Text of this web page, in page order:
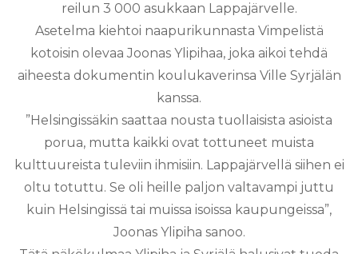
reilun 3 000 asukkaan Lappajärvelle.
Asetelma kiehtoi naapurikunnasta Vimpelistä
kotoisin olevaa Joonas Ylipihaa, joka aikoi tehdä
aiheesta dokumentin koulukaverinsa Ville Syrjälän
kanssa.
”Helsingissäkin saattaa nousta tuollaisista asioista
porua, mutta kaikki ovat tottuneet muista
kulttuureista tuleviin ihmisiin. Lappajärvellä siihen ei
oltu totuttu. Se oli heille paljon valtavampi juttu
kuin Helsingissä tai muissa isoissa kaupungeissa”,
Joonas Ylipiha sanoo.